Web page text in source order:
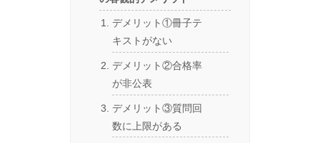
デメリット①冊子テ
キストがない
デメリット②合格率
が非公表
デメリット③質問回
数に上限がある